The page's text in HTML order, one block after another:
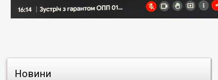
Новини